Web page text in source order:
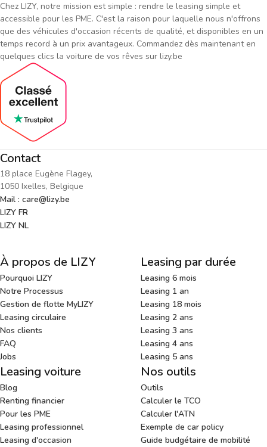
Chez LIZY, notre mission est simple : rendre le leasing simple et
accessible pour les PME. C'est la raison pour laquelle nous n'offrons
que des véhicules d'occasion récents de qualité, et disponibles en un
temps record à un prix avantageux. Commandez dès maintenant en
quelques clics la voiture de vos rêves sur lizy.be
Contact
18 place Eugène Flagey,
1050 Ixelles, Belgique
Mail : care@lizy.be
LIZY FR
LIZY NL
À propos de LIZY
Pourquoi LIZY
Notre Processus
Gestion de flotte MyLIZY
Leasing circulaire
Nos clients
FAQ
Jobs
Leasing par durée
Leasing 6 mois
Leasing 1 an
Leasing 18 mois
Leasing 2 ans
Leasing 3 ans
Leasing 4 ans
Leasing 5 ans
Leasing voiture
Blog
Renting financier
Pour les PME
Leasing professionnel
Leasing d'occasion
Nos outils
Outils
Calculer le TCO
Calculer l'ATN
Exemple de car policy
Guide budgétaire de mobilité